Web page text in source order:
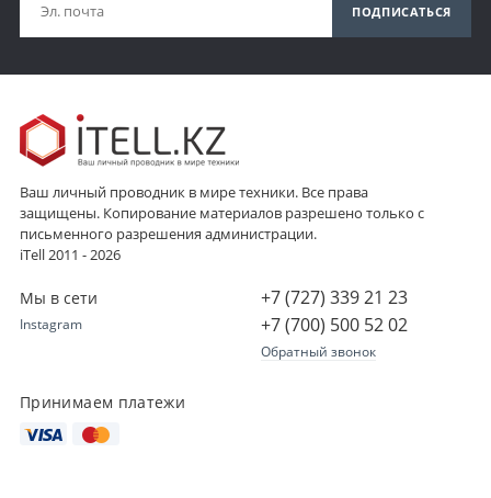
ПОДПИСАТЬСЯ
Ваш личный проводник в мире техники. Все права
защищены. Копирование материалов разрешено только с
письменного разрешения администрации.
iTell 2011 - 2026
+7 (727) 339 21 23
+7 (700) 500 52 02
Обратный звонок
Мы в сети
Instagram
Принимаем платежи